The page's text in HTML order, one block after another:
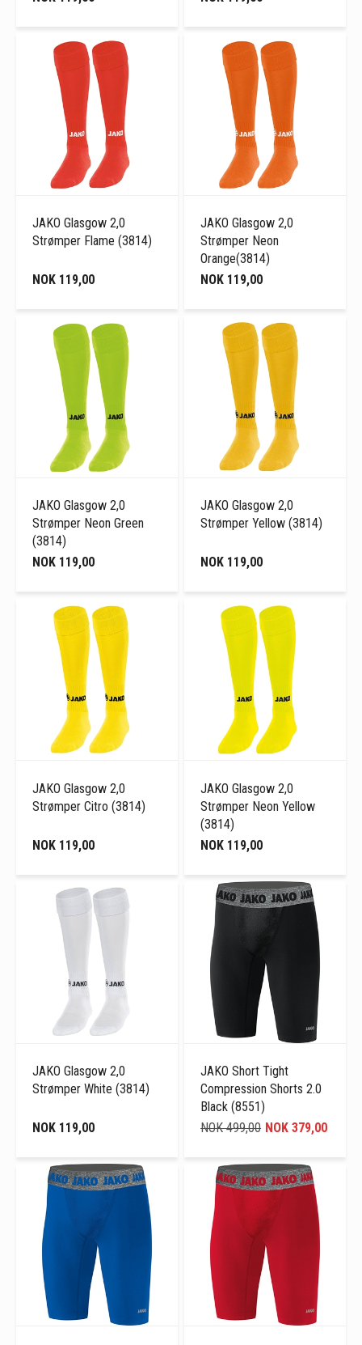
JAKO Glasgow 2,0
Strømper Flame (3814)
NOK 119,00
JAKO Glasgow 2,0
Strømper Neon
Orange(3814)
NOK 119,00
JAKO Glasgow 2,0
Strømper Neon Green
(3814)
NOK 119,00
JAKO Glasgow 2,0
Strømper Yellow (3814)
NOK 119,00
JAKO Glasgow 2,0
Strømper Citro (3814)
NOK 119,00
JAKO Glasgow 2,0
Strømper Neon Yellow
(3814)
NOK 119,00
JAKO Glasgow 2,0
Strømper White (3814)
NOK 119,00
JAKO Short Tight
Compression Shorts 2.0
Black (8551)
NOK 379,00
NOK 499,00